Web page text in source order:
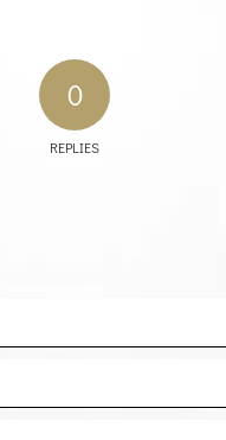
0
REPLIES